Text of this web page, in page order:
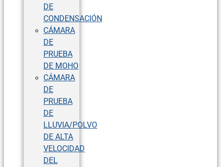
DE
CONDENSACIÓN
CÁMARA
DE
PRUEBA
DE MOHO
CÁMARA
DE
PRUEBA
DE
LLUVIA/POLVO
DE ALTA
VELOCIDAD
DEL